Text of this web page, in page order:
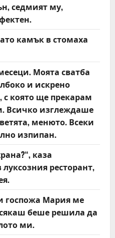
седмият му,
камък в стомаха
Моята сватба
и искрено
с която ще прекарам
Всичко изглеждаше
менюто. Всеки
изпипан.
каза
ресторант,
госпожа Мария ме
беше решила да
ми.